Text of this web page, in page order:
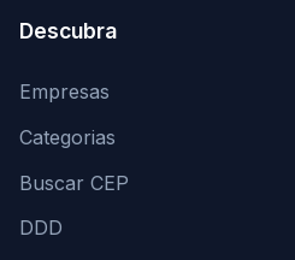
Descubra
Empresas
Categorias
Buscar CEP
DDD